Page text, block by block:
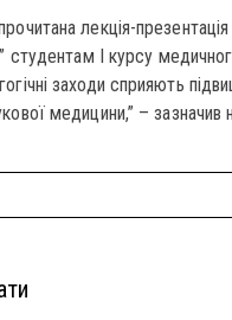
лекція-
студентам І курсу
заходи сприяють
медицини,” – зазначив